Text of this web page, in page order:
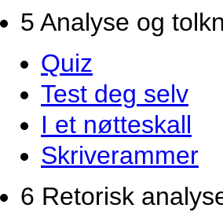
5 Analyse og
Quiz
Test deg selv
I et nøtteskall
Skriverammer
6 Retorisk